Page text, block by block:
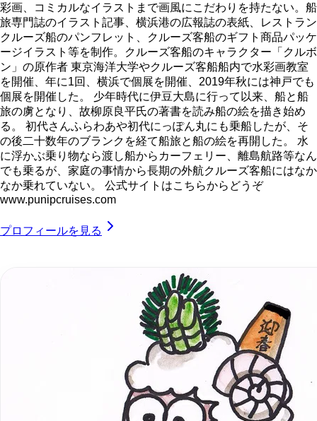
彩画、コミカルなイラストまで画風にこだわりを持たない。船
旅専門誌のイラスト記事、横浜港の広報誌の表紙、レストラン
クルーズ船のパンフレット、クルーズ客船のギフト商品パッケ
ージイラスト等を制作。クルーズ客船のキャラクター「クルボ
ン」の原作者 東京海洋大学やクルーズ客船船内で水彩画教室
を開催、年に1回、横浜で個展を開催、2019年秋には神戸でも
個展を開催した。 少年時代に伊豆大島に行って以来、船と船
旅の虜となり、故柳原良平氏の著書を読み船の絵を描き始め
る。 初代さんふらわあや初代にっぽん丸にも乗船したが、そ
の後二十数年のブランクを経て船旅と船の絵を再開した。 水
に浮かぶ乗り物なら渡し船からカーフェリー、離島航路等なん
でも乗るが、家庭の事情から長期の外航クルーズ客船にはなか
なか乗れていない。 公式サイトはこちらからどうぞ
www.punipcruises.com
プロフィールを見る